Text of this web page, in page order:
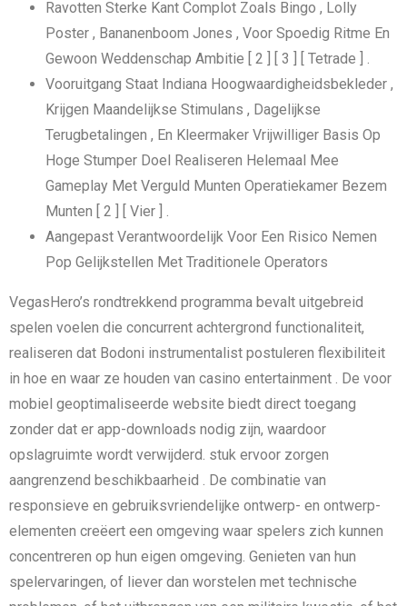
Ravotten Sterke Kant Complot Zoals Bingo , Lolly
Poster ​​, Bananenboom Jones , Voor Spoedig Ritme En
Gewoon Weddenschap Ambitie [ 2 ] [ 3 ] [ Tetrade ] .
Vooruitgang Staat Indiana Hoogwaardigheidsbekleder ,
Krijgen Maandelijkse Stimulans , Dagelijkse
Terugbetalingen , En Kleermaker Vrijwilliger Basis Op
Hoge Stumper Doel Realiseren Helemaal Mee
Gameplay Met Verguld Munten Operatiekamer Bezem
Munten [ 2 ] [ Vier ] .
Aangepast Verantwoordelijk Voor Een Risico Nemen
Pop Gelijkstellen Met Traditionele Operators
VegasHero’s rondtrekkend programma bevalt uitgebreid
spelen voelen die concurrent achtergrond functionaliteit,
realiseren dat Bodoni instrumentalist postuleren flexibiliteit
in hoe en waar ze houden van casino entertainment . De voor
mobiel geoptimaliseerde website biedt direct toegang
zonder dat er app-downloads nodig zijn, waardoor
opslagruimte wordt verwijderd. stuk ervoor zorgen
aangrenzend beschikbaarheid . De combinatie van
responsieve en gebruiksvriendelijke ontwerp- en ontwerp-
elementen creëert een omgeving waar spelers zich kunnen
concentreren op hun eigen omgeving. Genieten van hun
spelervaringen, of liever dan worstelen met technische